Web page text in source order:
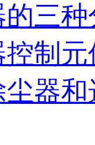
三
制
器